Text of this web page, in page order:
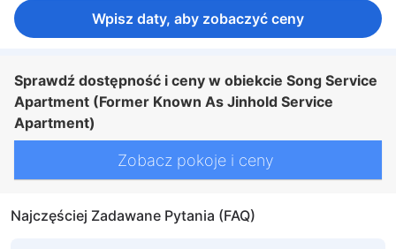
Wpisz daty, aby zobaczyć ceny
Sprawdź dostępność i ceny w obiekcie Song Service
Apartment (Former Known As Jinhold Service
Apartment)
Zobacz pokoje i ceny
Najczęściej Zadawane Pytania (FAQ)